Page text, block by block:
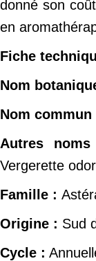
donné son
en
Fiche
Nom
Nom commun
Autres
Vergerette
Famille :
Origine : Sud
Cycle :